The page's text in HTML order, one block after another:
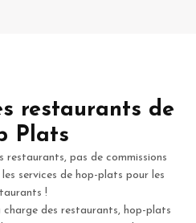
restaurants de
Plats
pas de commissions
services de hop-plats pour les
!
charge des restaurants, hop-plats